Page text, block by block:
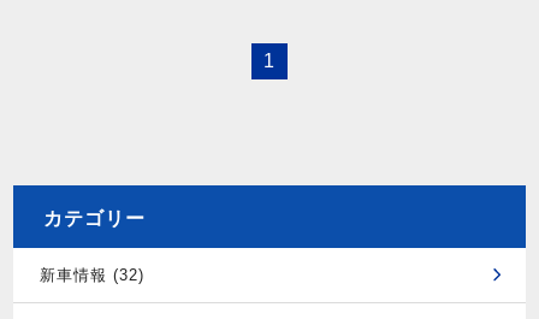
1
カテゴリー
新車情報 (32)